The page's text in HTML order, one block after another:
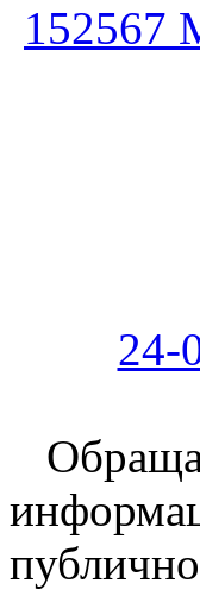
152567
24-